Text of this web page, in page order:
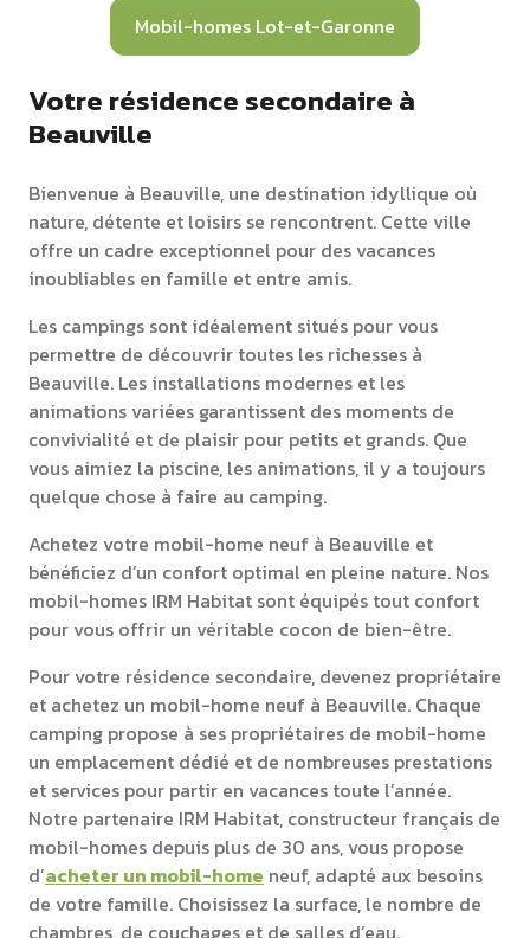
Mobil-homes Lot-et-Garonne
Votre résidence secondaire à
Beauville
Bienvenue à Beauville, une destination idyllique où
nature, détente et loisirs se rencontrent. Cette ville
offre un cadre exceptionnel pour des vacances
inoubliables en famille et entre amis.
Les campings sont idéalement situés pour vous
permettre de découvrir toutes les richesses à
Beauville. Les installations modernes et les
animations variées garantissent des moments de
convivialité et de plaisir pour petits et grands. Que
vous aimiez la piscine, les animations, il y a toujours
quelque chose à faire au camping.
Achetez votre mobil-home neuf à Beauville et
bénéficiez d’un confort optimal en pleine nature. Nos
mobil-homes IRM Habitat sont équipés tout confort
pour vous offrir un véritable cocon de bien-être.
Pour votre résidence secondaire, devenez propriétaire
et achetez un mobil-home neuf à Beauville. Chaque
camping propose à ses propriétaires de mobil-home
un emplacement dédié et de nombreuses prestations
et services pour partir en vacances toute l’année.
Notre partenaire IRM Habitat, constructeur français de
mobil-homes depuis plus de 30 ans, vous propose
d’acheter un mobil-home neuf, adapté aux besoins
de votre famille. Choisissez la surface, le nombre de